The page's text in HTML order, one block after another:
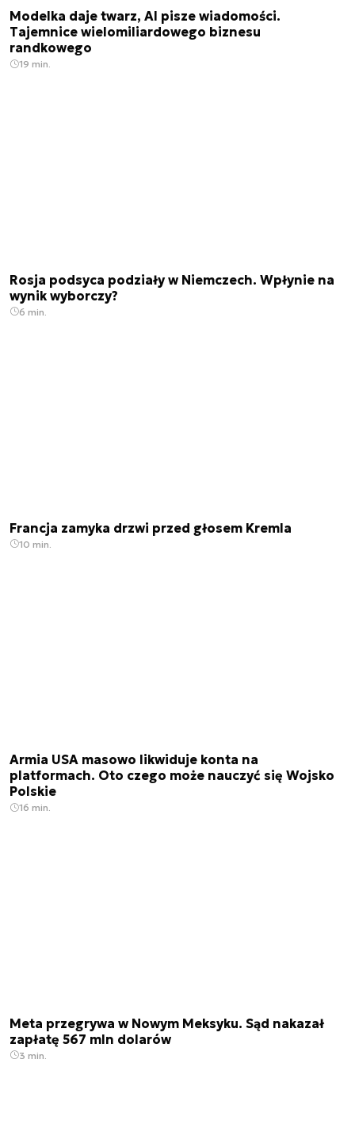
Modelka daje twarz, AI pisze wiadomości.
Tajemnice wielomiliardowego biznesu
randkowego
19 min.
Rosja podsyca podziały w Niemczech. Wpłynie na
wynik wyborczy?
6 min.
Francja zamyka drzwi przed głosem Kremla
10 min.
Armia USA masowo likwiduje konta na
platformach. Oto czego może nauczyć się Wojsko
Polskie
16 min.
Meta przegrywa w Nowym Meksyku. Sąd nakazał
zapłatę 567 mln dolarów
3 min.